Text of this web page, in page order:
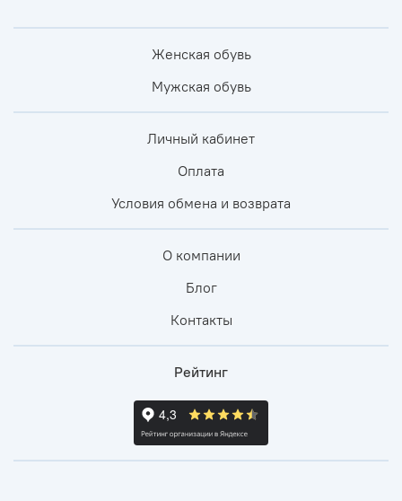
Женская обувь
Мужская обувь
Личный кабинет
Оплата
Условия обмена и возврата
О компании
Блог
Контакты
Рейтинг